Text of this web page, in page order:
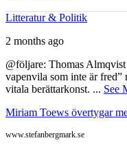
Litteratur & Politik
2 months ago
@följare: Thomas
vapenvila som inte är fred”
vitala berättarkonst. ... See
Miriam Toews övertygar
www.stefanbergmark.se